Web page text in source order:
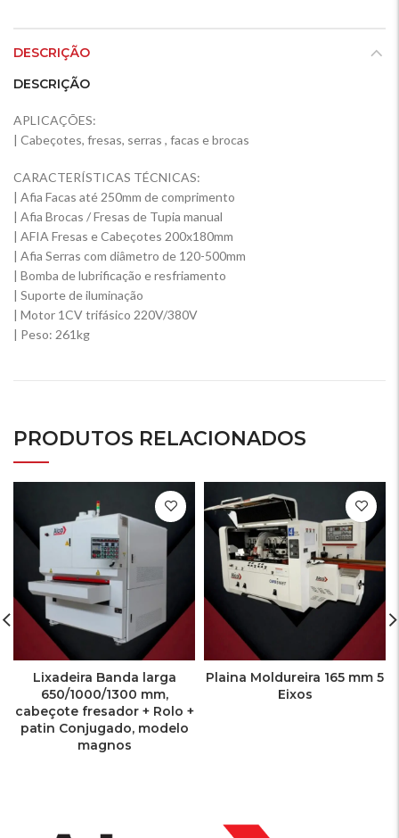
DESCRIÇÃO
DESCRIÇÃO
APLICAÇÕES:
| Cabeçotes, fresas, serras , facas e brocas
CARACTERÍSTICAS TÉCNICAS:
| Afia Facas até 250mm de comprimento
| Afia Brocas / Fresas de Tupia manual
| AFIA Fresas e Cabeçotes 200x180mm
| Afia Serras com diâmetro de 120-500mm
| Bomba de lubrificação e resfriamento
| Suporte de iluminação
| Motor 1CV trifásico 220V/380V
| Peso: 261kg
PRODUTOS RELACIONADOS
Lixadeira Banda larga
650/1000/1300 mm,
cabeçote fresador + Rolo +
patin Conjugado, modelo
magnos
Plaina Moldureira 165 mm 5
Eixos